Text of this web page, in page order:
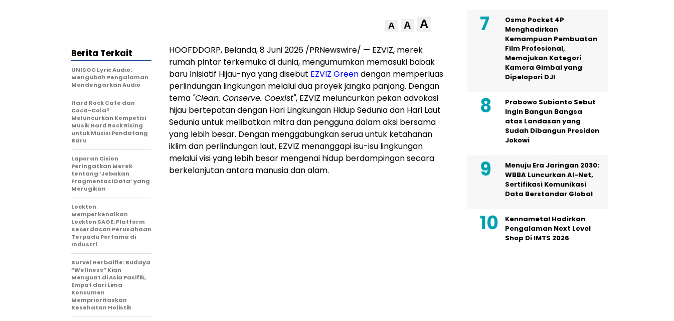
A A A
HOOFDDORP, Belanda, 8 Juni 2026 /PRNewswire/ — EZVIZ, merek
rumah pintar terkemuka di dunia, mengumumkan memasuki babak
baru Inisiatif Hijau-nya yang disebut EZVIZ Greendengan memperluas
perlindungan lingkungan melalui dua proyek jangka panjang. Dengan
tema "Clean. Conserve. Coexist", EZVIZ meluncurkan pekan advokasi
hijau bertepatan dengan Hari Lingkungan Hidup Sedunia dan Hari Laut
Sedunia untuk melibatkan mitra dan pengguna dalam aksi bersama
yang lebih besar. Dengan menggabungkan serua untuk ketahanan
iklim dan perlindungan laut, EZVIZ menanggapi isu-isu lingkungan
melalui visi yang lebih besar mengenai hidup berdampingan secara
berkelanjutan antara manusia dan alam.
Berita Terkait
UNISOC Lyric Audio:
Mengubah Pengalaman
Mendengarkan Audio
Hard Rock Cafe dan
Coca-Cola®
Meluncurkan Kompetisi
Musik Hard Rock Rising
untuk Musisi Pendatang
Baru
Laporan Cision
Peringatkan Merek
tentang ‘Jebakan
Fragmentasi Data’ yang
Merugikan
Lockton
Memperkenalkan
Lockton SAGE: Platform
Kecerdasan Perusahaan
Terpadu Pertama di
Industri
Survei Herbalife: Budaya
“Wellness” Kian
Menguat di Asia Pasifik,
Empat dari Lima
Konsumen
Memprioritaskan
Kesehatan Holistik
Osmo Pocket 4P
Menghadirkan
Kemampuan Pembuatan
Film Profesional,
Memajukan Kategori
Kamera Gimbal yang
Dipelopori DJI
Prabowo Subianto Sebut
Ingin Bangun Bangsa
atas Landasan yang
Sudah Dibangun Presiden
Jokowi
Menuju Era Jaringan 2030:
WBBA Luncurkan AI-Net,
Sertifikasi Komunikasi
Data Berstandar Global
Kennametal Hadirkan
Pengalaman Next Level
Shop Di IMTS 2026